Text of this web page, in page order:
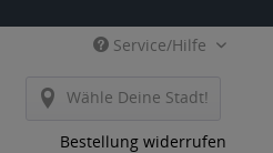
Service/Hilfe
Wähle Deine Stadt!
Bestellung widerrufen